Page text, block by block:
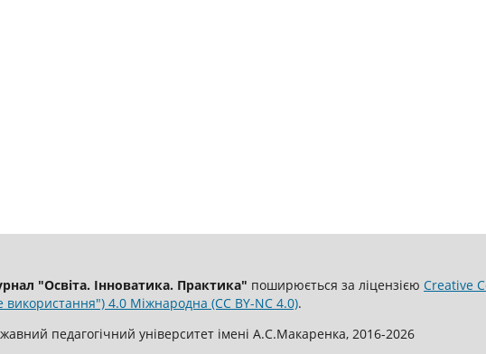
"Освіта. Інноватика. Практика" поширюється за ліцензією Creative
використання") 4.0 Міжнародна (CC BY-NC 4.0).
педагогічний університет імені А.С.Макаренка, 2016-2026